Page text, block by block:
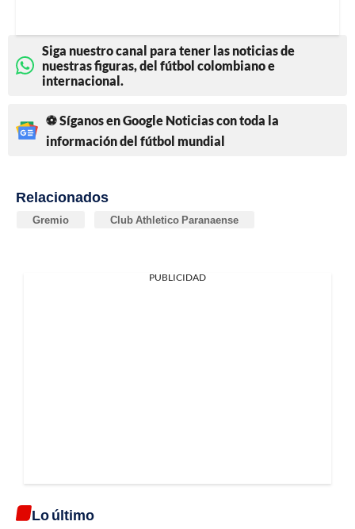
Siga nuestro canal para tener las noticias de
nuestras figuras, del fútbol colombiano e
internacional.
⚽ Síganos en Google Noticias con toda la
información del fútbol mundial
Relacionados
Gremio Club Athletico Paranaense
PUBLICIDAD
Lo último